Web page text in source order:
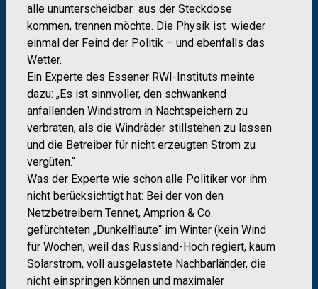
alle ununterscheidbar aus der Steckdose
kommen, trennen möchte. Die Physik ist wieder
einmal der Feind der Politik – und ebenfalls das
Wetter.
Ein Experte des Essener RWI-Instituts meinte
dazu: „Es ist sinnvoller, den schwankend
anfallenden Windstrom in Nachtspeichern zu
verbraten, als die Windräder stillstehen zu lassen
und die Betreiber für nicht erzeugten Strom zu
vergüten.“
Was der Experte wie schon alle Politiker vor ihm
nicht berücksichtigt hat: Bei der von den
Netzbetreibern Tennet, Amprion & Co.
gefürchteten „Dunkelflaute“ im Winter (kein Wind
für Wochen, weil das Russland-Hoch regiert, kaum
Solarstrom, voll ausgelastete Nachbarländer, die
nicht einspringen können und maximaler